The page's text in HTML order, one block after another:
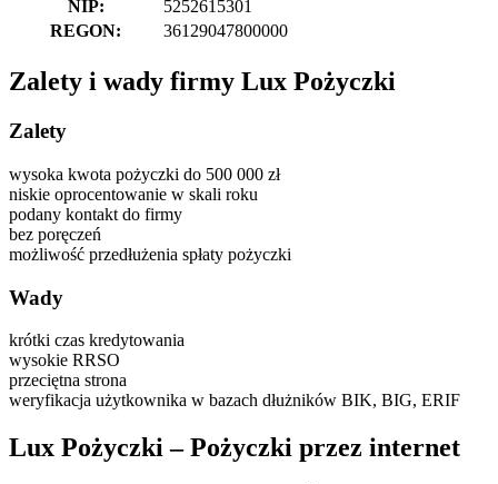
NIP:
5252615301
REGON:
36129047800000
Zalety i wady firmy Lux Pożyczki
Zalety
wysoka kwota pożyczki do 500 000 zł
niskie oprocentowanie w skali roku
podany kontakt do firmy
bez poręczeń
możliwość przedłużenia spłaty pożyczki
Wady
krótki czas kredytowania
wysokie RRSO
przeciętna strona
weryfikacja użytkownika w bazach dłużników BIK, BIG, ERIF
Lux Pożyczki – Pożyczki przez internet